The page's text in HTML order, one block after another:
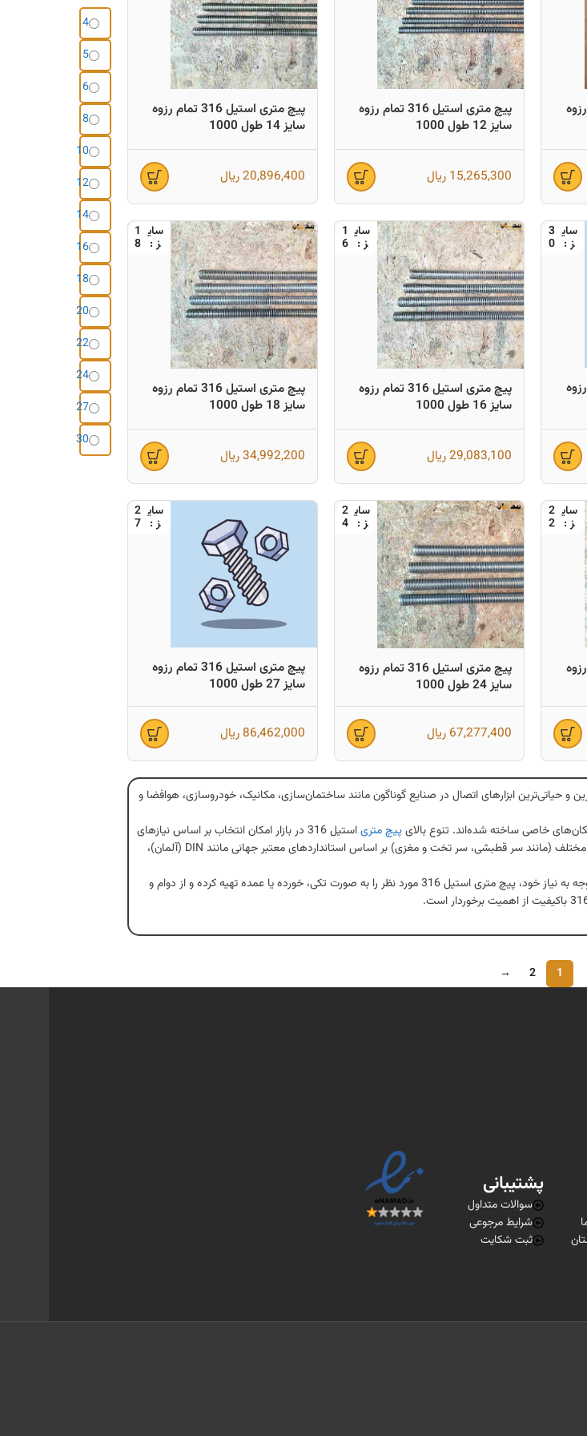
تمام رزوه
پیچ متری استیل 316 تمام رزوه
سایز 12 طول 1000
15,265,300 ریال
پیچ متری استیل 316 تمام رزوه
سایز 14 طول 1000
20,896,400ریال
3
0
تمام رزوه
1
6
پیچ متری استیل 316 تمام رزوه
سایز 16 طول 1000
29,083,100ریال
1
8
پیچ متری استیل 316 تمام رزوه
سایز 18 طول 1000
34,992,200ریال
2
2
تمام رزوه
2
4
پیچ متری استیل 316 تمام رزوه
سایز 24 طول 1000
67,277,400 ریال
2
7
پیچ متری استیل 316 تمام رزوه
سایز 27 طول 1000
86,462,000 ریال
پرکاربردترین و حیاتی‌ترین ابزارهای اتصال در صنایع گوناگون مانند ساختمان‌سازی، مکانیک، خودروسازی، هوافضا و
خاصی ساخته شده‌اند. تنوع بالایپیچ متری
استیل 316 در بازار امکان انتخاب بر اساس نیازهای
خاص را فراهم کرده است؛ به‌طوری که پیچ‌های متری استیل 316 بدر اندازه‌های مختلف (مانند سر قطبشی، سر تخت و مغزی) بر اساس استانداردهای معتبر جهانی مانند DIN (آلمان)،
با در نظر گرفتن این موارد، فعالان صنایع مختلف می‌توانند با خیالی آسوده و با توجه به نیاز خود، پیچ متری استیل 316 مورد نظر را به صورت تکی، خورده یا عمده تهیه کرده و از دوام و
1
2
→
4
5
6
8
10
12
14
16
18
20
22
24
27
30
پشتیبانی
سوالات متداول
شرایط مرجوعی
ثبت شکایت